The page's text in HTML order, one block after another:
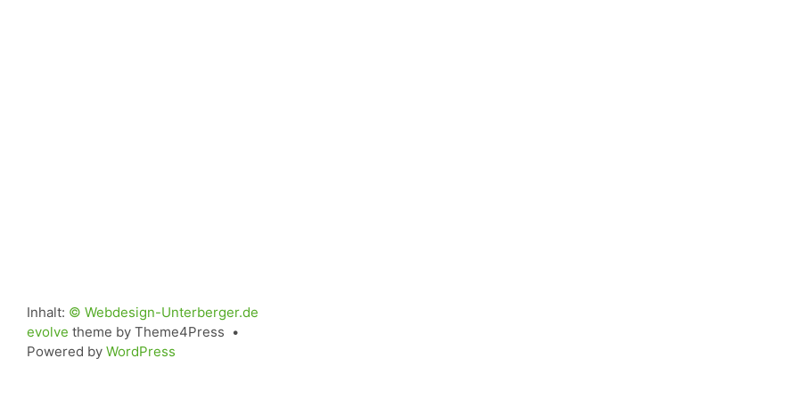
Inhalt: © Webdesign-Unterberger.de
evolve theme by Theme4Press •
Powered by WordPress